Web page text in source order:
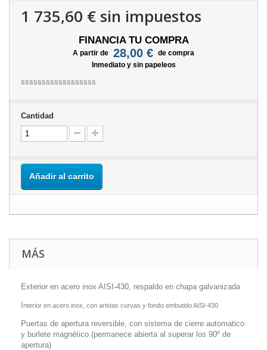
1 735,60 € sin impuestos
FINANCIA TU COMPRA
A partir de 28,00 € de compra
Inmediato y sin papeleos
ssssssssssssssssss
Cantidad
Añadir al carrito
MÁS
Exterior en acero inox AISI-430, respaldo en chapa galvanizada
nterior en acero inox, con aristas curvas y fondo embutido AISI-430
Puertas de apertura reversible, con sistema de cierre automatico
y burlete magnético (permanece abierta al superar los 90º de
apertura)